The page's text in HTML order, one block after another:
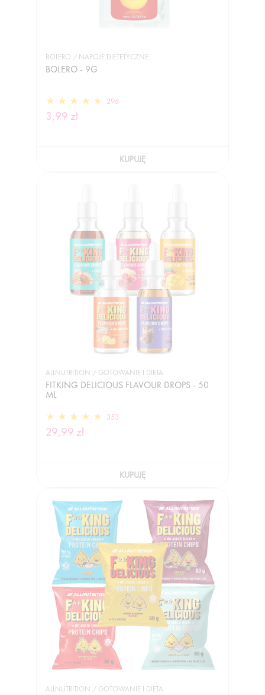
BOLERO / NAPOJE DIETETYCZNE
BOLERO - 9G
296
3,99 zł
KUPUJĘ
ALLNUTRITION / GOTOWANIE I DIETA
FITKING DELICIOUS FLAVOUR DROPS - 50
ML
353
29,99 zł
KUPUJĘ
ALLNUTRITION / GOTOWANIE I DIETA